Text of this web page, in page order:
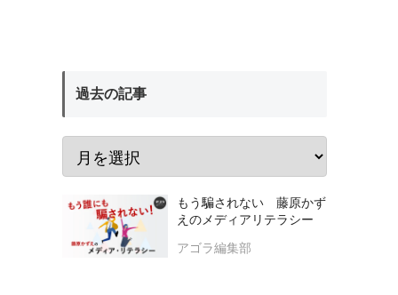
過去の記事
もう騙されない 藤原かず
えのメディアリテラシー
アゴラ編集部